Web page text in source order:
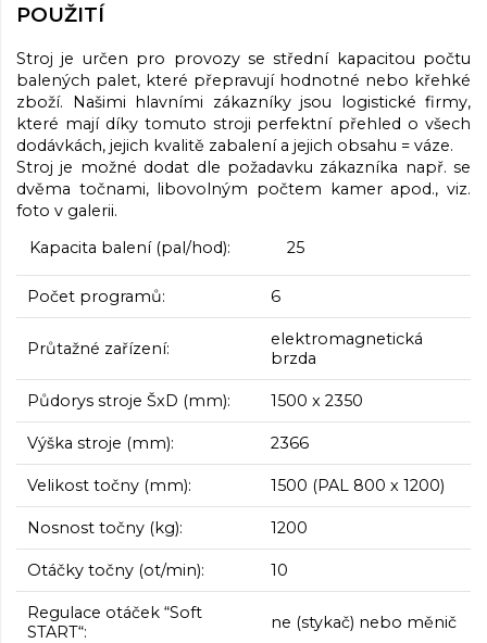
POUŽITÍ
Stroj je určen pro provozy se střední kapacitou počtu
balených palet, které přepravují hodnotné nebo křehké
zboží. Našimi hlavními zákazníky jsou logistické firmy,
které mají díky tomuto stroji perfektní přehled o všech
dodávkách, jejich kvalitě zabalení a jejich obsahu = váze.
Stroj je možné dodat dle požadavku zákazníka např. se
dvěma točnami, libovolným počtem kamer apod., viz.
foto v galerii.
Kapacita balení (pal/hod): 25
Počet programů: 6
Průtažné zařízení:
elektromagnetická
brzda
Půdorys stroje ŠxD (mm): 1500 x 2350
Výška stroje (mm): 2366
Velikost točny (mm): 1500 (PAL 800 x 1200)
Nosnost točny (kg): 1200
Otáčky točny (ot/min): 10
Regulace otáček “Soft
START“:
ne (stykač) nebo měnič